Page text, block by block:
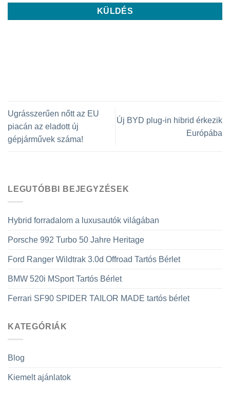
Ugrásszerűen nőtt az EU
piacán az eladott új
gépjárművek száma!
Új BYD plug-in hibrid érkezik
Európába
LEGUTÓBBI BEJEGYZÉSEK
Hybrid forradalom a luxusautók világában
Porsche 992 Turbo 50 Jahre Heritage
Ford Ranger Wildtrak 3.0d Offroad Tartós Bérlet
BMW 520i MSport Tartós Bérlet
Ferrari SF90 SPIDER TAILOR MADE tartós bérlet
KATEGÓRIÁK
Blog
Kiemelt ajánlatok